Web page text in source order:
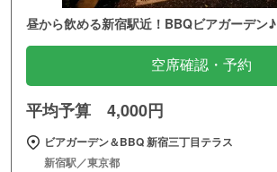
昼から飲める新宿駅近！BBQビアガーデン♪
空席確認・予約
平均予算 4,000円
ビアガーデン＆BBQ 新宿三丁目テラス
新宿駅／東京都